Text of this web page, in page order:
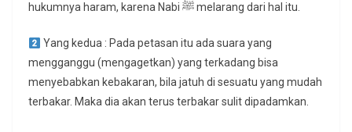
hukumnya haram, karena Nabi ﷺ melarang dari hal itu.
Yang kedua : Pada petasan itu ada suara yang
mengganggu (mengagetkan) yang terkadang bisa
menyebabkan kebakaran, bila jatuh di sesuatu yang mudah
terbakar. Maka dia akan terus terbakar sulit dipadamkan.